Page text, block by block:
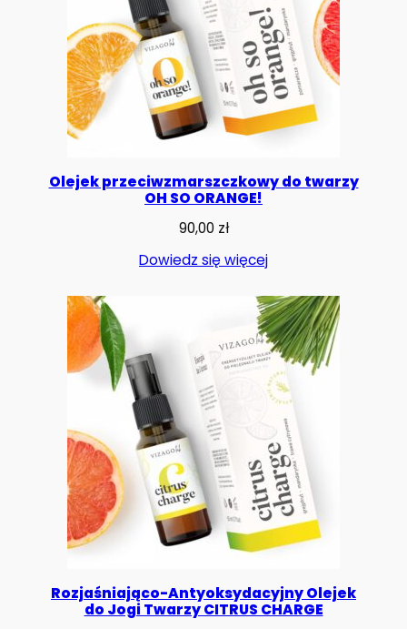
Olejek przeciwzmarszczkowy do twarzy
OH SO ORANGE!
90,00 zł
Dowiedz się więcej
Rozjaśniająco-Antyoksydacyjny Olejek
do Jogi Twarzy CITRUS CHARGE